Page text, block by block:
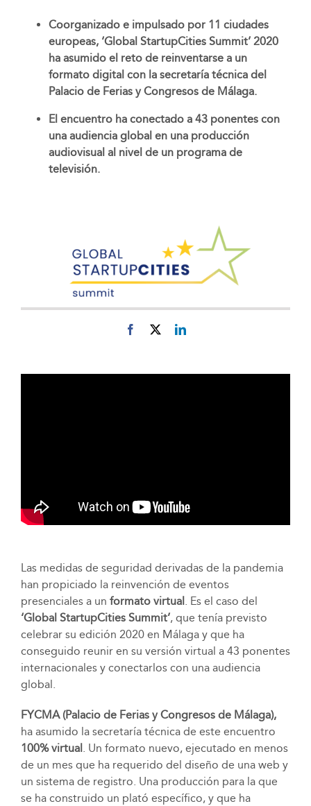
Coorganizado e impulsado por 11 ciudades
europeas, ‘Global StartupCities Summit’ 2020
ha asumido el reto de reinventarse a un
formato digital con la secretaría técnica del
Palacio de Ferias y Congresos de Málaga.
El encuentro ha conectado a 43 ponentes con
una audiencia global en una producción
audiovisual al nivel de un programa de
televisión.
Las medidas de seguridad derivadas de la pandemia
han propiciado la reinvención de eventos
presenciales a un formato virtual. Es el caso del
‘Global StartupCities Summit’, que tenía previsto
celebrar su edición 2020 en Málaga y que ha
conseguido reunir en su versión virtual a 43 ponentes
internacionales y conectarlos con una audiencia
global.
FYCMA (Palacio de Ferias y Congresos de Málaga),
ha asumido la secretaría técnica de este encuentro
100% virtual. Un formato nuevo, ejecutado en menos
de un mes que ha requerido del diseño de una web y
un sistema de registro. Una producción para la que
se ha construido un plató específico, y que ha